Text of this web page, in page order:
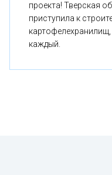
проекта! Тверская
приступила к
каждый.